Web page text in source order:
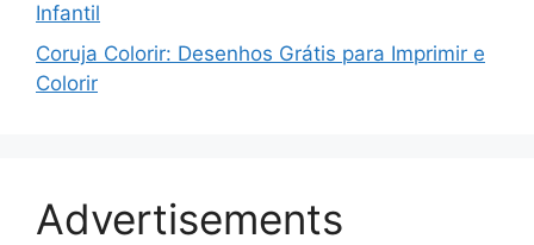
Infantil
Coruja Colorir: Desenhos Grátis para Imprimir e
Colorir
Advertisements